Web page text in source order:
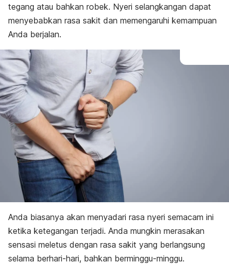
tegang atau bahkan robek. Nyeri selangkangan dapat
menyebabkan rasa sakit dan memengaruhi kemampuan
Anda berjalan.
Anda biasanya akan menyadari rasa nyeri semacam ini
ketika ketegangan terjadi. Anda mungkin merasakan
sensasi meletus dengan rasa sakit yang berlangsung
selama berhari-hari, bahkan berminggu-minggu.